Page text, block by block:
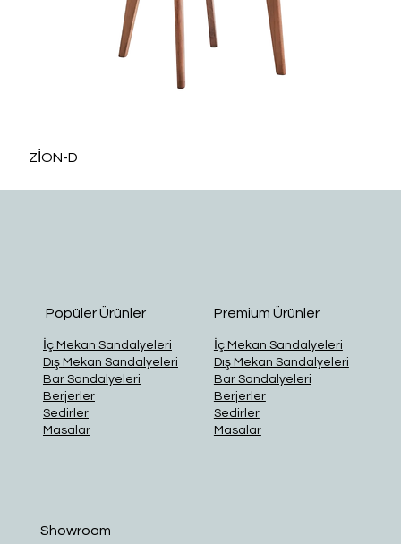
ZİON-D
Showroom
Popüler Ürünler
İç Mekan Sandalyeleri
Dış Mekan Sandalyeleri
Bar Sandalyeleri
Berjerler
Sedirler
Masalar
Premium Ürünler
İç Mekan Sandalyeleri
Dış Mekan Sandalyeleri
Bar Sandalyeleri
Berjerler
Sedirler
Masalar